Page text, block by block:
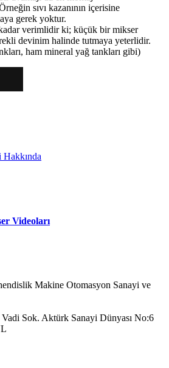
sıvı kazanının içerisine
gerek yoktur.
verimlidir ki; küçük bir mikser
devinim halinde tutmaya yeterlidir.
ham mineral yağ tankları gibi)
Hakkında
Videoları
Makine Otomasyon Sanayi ve
Sok. Aktürk Sanayi Dünyası No:6